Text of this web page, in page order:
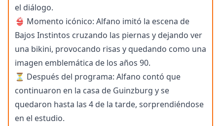
el diálogo.
👙 Momento icónico: Alfano imitó la escena de
Bajos Instintos cruzando las piernas y dejando ver
una bikini, provocando risas y quedando como una
imagen emblemática de los años 90.
⏳ Después del programa: Alfano contó que
continuaron en la casa de Guinzburg y se
quedaron hasta las 4 de la tarde, sorprendiéndose
en el estudio.